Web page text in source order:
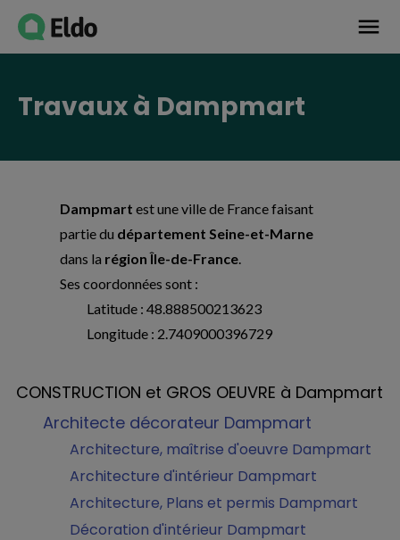
menu
Travaux à Dampmart
Dampmart est une ville de France faisant
partie du département Seine-et-Marne
dans la région Île-de-France.
Ses coordonnées sont :
Latitude : 48.888500213623
Longitude : 2.7409000396729
CONSTRUCTION et GROS OEUVRE à Dampmart
Architecte décorateur Dampmart
Architecture, maîtrise d'oeuvre Dampmart
Architecture d'intérieur Dampmart
Architecture, Plans et permis Dampmart
Décoration d'intérieur Dampmart